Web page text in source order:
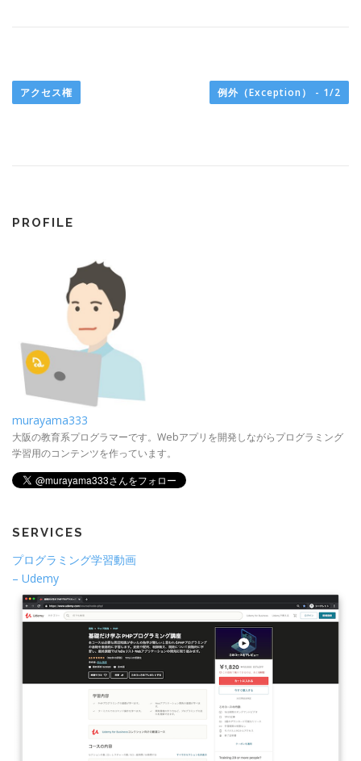
アクセス権 例外（Exception） - 1/2
PROFILE
murayama333
大阪の教育系プログラマーです。Webアプリを開発しながらプログラミング
学習用のコンテンツを作っています。
SERVICES
プログラミング学習動画
– Udemy